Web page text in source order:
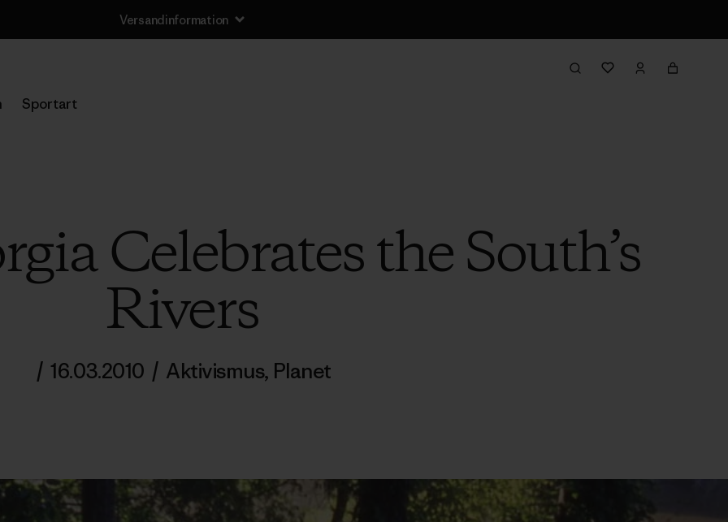
Versandinformation
Sportart
Celebrates the South’s
Rivers
/ 16.03.2010 / Aktivismus, Planet